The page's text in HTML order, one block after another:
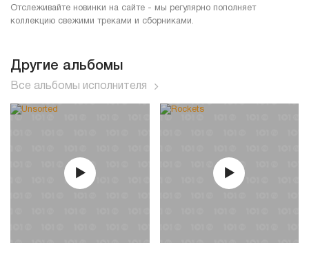
Отслеживайте новинки на сайте - мы регулярно пополняет
коллекцию свежими треками и сборниками.
Другие альбомы
Все альбомы исполнителя